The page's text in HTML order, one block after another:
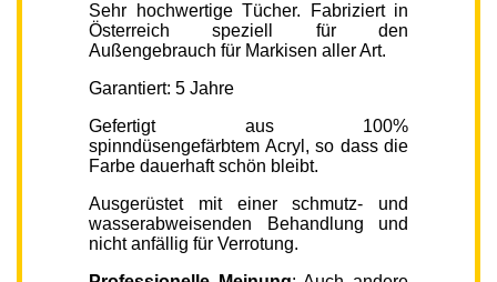
Sehr hochwertige Tücher. Fabriziert in
Österreich speziell für den
Außengebrauch für Markisen aller Art.
Garantiert: 5 Jahre
Gefertigt aus 100%
spinndüsengefärbtem Acryl, so dass die
Farbe dauerhaft schön bleibt.
Ausgerüstet mit einer schmutz- und
wasserabweisenden Behandlung und
nicht anfällig für Verrotung.